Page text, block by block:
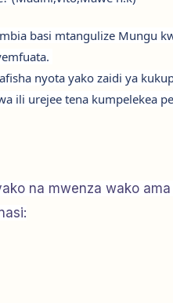
basi mtangulize Mungu
nyota yako zaidi ya
ili urejee tena kumpelekea
na mwenza wako